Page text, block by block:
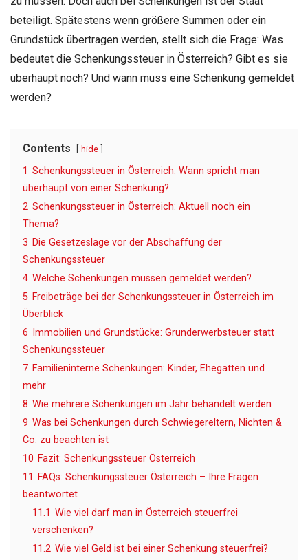
beteiligt. Spätestens wenn größere Summen oder ein
Grundstück übertragen werden, stellt sich die Frage: Was
bedeutet die Schenkungssteuer in Österreich? Gibt es sie
überhaupt noch? Und wann muss eine Schenkung gemeldet
werden?
Contents hide
1 Schenkungssteuer in Österreich: Wann spricht man
überhaupt von einer Schenkung?
2 Schenkungssteuer in Österreich: Aktuell noch ein
Thema?
3 Die Gesetzeslage vor der Abschaffung der
Schenkungssteuer
4 Welche Schenkungen müssen gemeldet werden?
5 Freibeträge bei der Schenkungssteuer in Österreich im
Überblick
6
Immobilien und Grundstücke: Grunderwerbsteuer statt
Schenkungssteuer
7 Familieninterne Schenkungen: Kinder, Ehegatten und
mehr
8 Wie mehrere Schenkungen im Jahr behandelt werden
9 Was bei Schenkungen durch Schwiegereltern, Nichten &
Co. zu beachten ist
10 Fazit: Schenkungssteuer Österreich
11
FAQs: Schenkungssteuer Österreich – Ihre Fragen
beantwortet
11.1 Wie viel darf man in Österreich steuerfrei
verschenken?
11.2 Wie viel Geld ist bei einer Schenkung steuerfrei?